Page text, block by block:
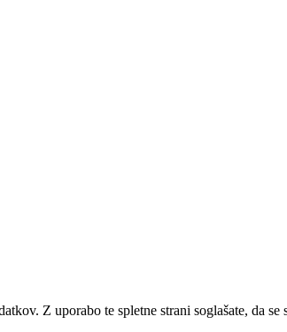
Z uporabo te spletne strani soglašate, da